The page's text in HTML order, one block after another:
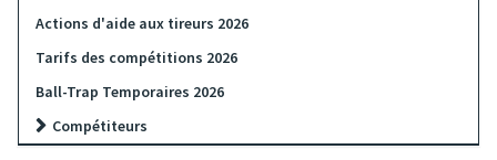
Actions d'aide aux tireurs 2026
Tarifs des compétitions 2026
Ball-Trap Temporaires 2026
Compétiteurs